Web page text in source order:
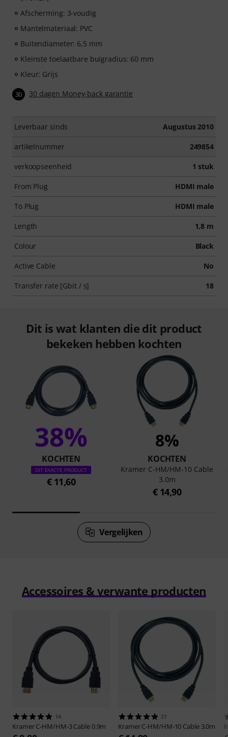
Afscherming: 3-voudig
Mantelmateriaal: PVC
Buitendiameter: 6,5 mm
Kleinste toelaatbare buigradius: 60 mm
Kleur: Grijs
30 30 dagen Money-back garantie
Leverbaar sinds Augustus 2010
artikelnummer 249854
verkoopseenheid 1 stuk
From Plug HDMI male
To Plug HDMI male
Length 1,8 m
Colour Black
Active Cable No
Transfer rate [Gbit / s] 18
Dit is wat klanten die dit product
bekeken hebben kochten
38%
KOCHTEN
DIT EXACTE PRODUCT
€ 11,60
8%
KOCHTEN
Kramer C-HM/HM-10 Cable
3.0m
€ 14,90
Vergelijken
Accessoires & verwante producten
14
KramerC-HM/HM-3 Cable 0.9m
21
KramerC-HM/HM-10 Cable 3.0m